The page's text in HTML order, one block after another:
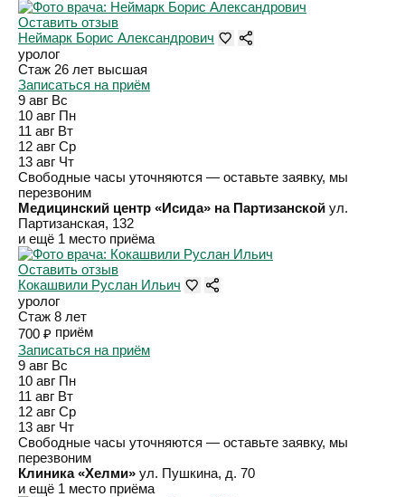
Оставить отзыв
Неймарк Борис Александрович
уролог
Стаж 26 лет высшая
Записаться на приём
9 авг Вс
10 авг Пн
11 авг Вт
12 авг Ср
13 авг Чт
Свободные часы уточняются — оставьте заявку, мы
перезвоним
Медицинский центр «Исида» на Партизанской ул.
Партизанская, 132
и ещё 1 место приёма
Оставить отзыв
Кокашвили Руслан Ильич
уролог
Стаж 8 лет
700 ₽ приём
Записаться на приём
9 авг Вс
10 авг Пн
11 авг Вт
12 авг Ср
13 авг Чт
Свободные часы уточняются — оставьте заявку, мы
перезвоним
Клиника «Хелми» ул. Пушкина, д. 70
и ещё 1 место приёма